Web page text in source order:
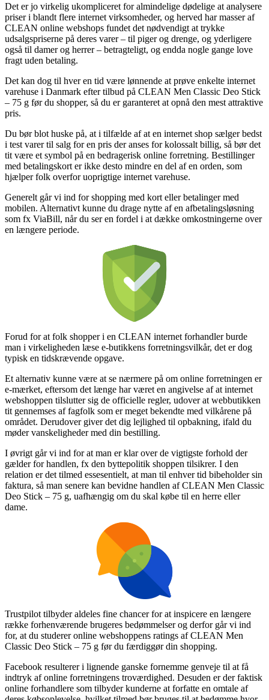
Det er jo virkelig ukompliceret for almindelige dødelige at analysere
priser i blandt flere internet virksomheder, og herved har masser af
CLEAN online webshops fundet det nødvendigt at trykke
udsalgspriserne på deres varer – til piger og drenge, og yderligere
også til damer og herrer – betragteligt, og endda nogle gange love
fragt uden betaling.
Det kan dog til hver en tid være lønnende at prøve enkelte internet
varehuse i Danmark efter tilbud på CLEAN Men Classic Deo Stick
– 75 g før du shopper, så du er garanteret at opnå den mest attraktive
pris.
Du bør blot huske på, at i tilfælde af at en internet shop sælger bedst
i test varer til salg for en pris der anses for kolossalt billig, så bør det
tit være et symbol på en bedragerisk online forretning. Bestillinger
med betalingskort er ikke desto mindre en del af en orden, som
hjælper folk overfor uoprigtige internet varehuse.
Generelt går vi ind for shopping med kort eller betalinger med
mobilen. Alternativt kunne du drage nytte af en afbetalingsløsning
som fx ViaBill, når du ser en fordel i at dække omkostningerne over
en længere periode.
Forud for at folk shopper i en CLEAN internet forhandler burde
man i virkeligheden læse e-butikkens forretningsvilkår, det er dog
typisk en tidskrævende opgave.
Et alternativ kunne være at se nærmere på om online forretningen er
e-mærket, eftersom det længe har været en angivelse af at internet
webshoppen tilslutter sig de officielle regler, udover at webbutikken
tit gennemses af fagfolk som er meget bekendte med vilkårene på
området. Derudover giver det dig lejlighed til opbakning, ifald du
møder vanskeligheder med din bestilling.
I øvrigt går vi ind for at man er klar over de vigtigste forhold der
gælder for handlen, fx den byttepolitik shoppen tilsikrer. I den
relation er det tilmed essesentielt, at man til enhver tid bibeholder sin
faktura, så man senere kan bevidne handlen af CLEAN Men Classic
Deo Stick – 75 g, uafhængig om du skal købe til en herre eller
dame.
Trustpilot tilbyder aldeles fine chancer for at inspicere en længere
række forhenværende brugeres bedømmelser og derfor går vi ind
for, at du studerer online webshoppens ratings af CLEAN Men
Classic Deo Stick – 75 g før du færdiggør din shopping.
Facebook resulterer i lignende ganske fornemme genveje til at få
indtryk af online forretningens troværdighed. Desuden er der faktisk
online forhandlere som tilbyder kunderne at forfatte en omtale af